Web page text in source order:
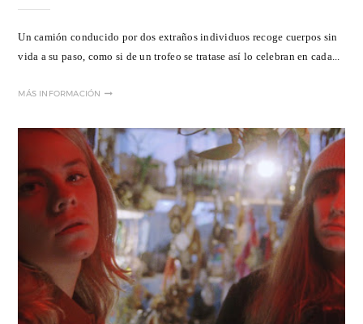
Un camión conducido por dos extraños individuos recoge cuerpos sin
vida a su paso, como si de un trofeo se tratase así lo celebran en cada...
MÁS INFORMACIÓN